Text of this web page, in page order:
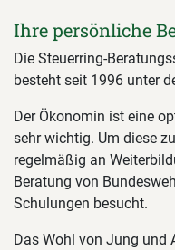
Ihre persönliche
Die Steuerring-
besteht seit 1996 unter
Der Ökonomin ist eine
sehr wichtig. Um diese
regelmäßig an
Beratung von
Schulungen besucht.
Das Wohl von Jung und